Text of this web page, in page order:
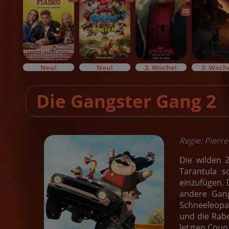
Neu! Neu!
2D
2. Woche! 3.
Die Gangster Gang 2
Regie:
Die wilden
Tarantula
einzufügen.
andere
und die